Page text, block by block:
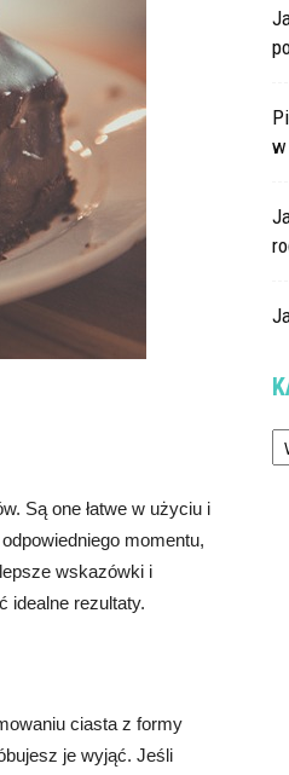
Są one łatwe w użyciu i
momentu,
wskazówki i
idealne rezultaty.
ciasta z formy
je wyjąć. Jeśli
w